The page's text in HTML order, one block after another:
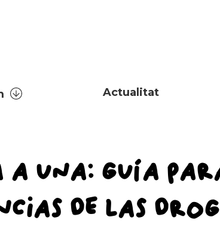
Actualitat
A UNA: GUÍA
DE LAS